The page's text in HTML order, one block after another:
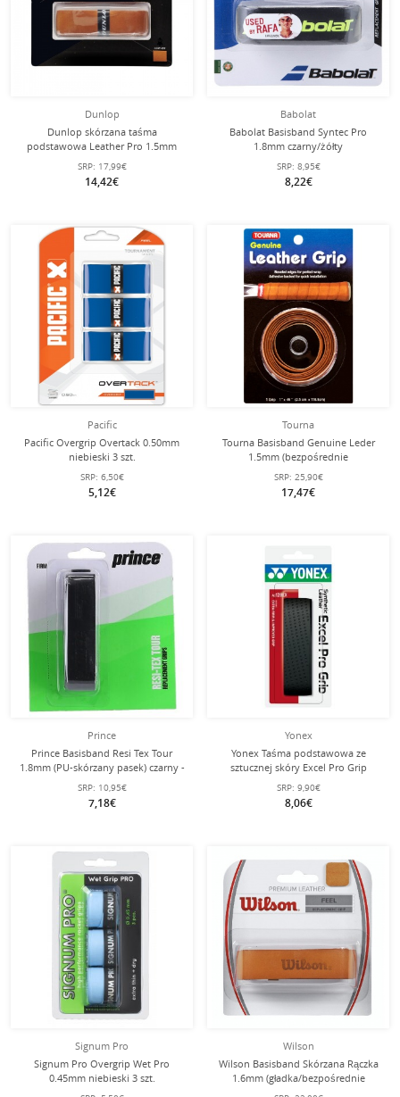
Dunlop
Dunlop skórzana taśma
podstawowa Leather Pro 1.5mm
(bezpośrednie, mocne uczucie
chwytu) brązowa - 1 sztuka
SRP: 17,99€
14,42€
Babolat
Babolat Basisband Syntec Pro
1.8mm czarny/żółty
SRP: 8,95€
8,22€
Pacific
Pacific Overgrip Overtack 0.50mm
niebieski 3 szt.
SRP: 6,50€
5,12€
Tourna
Tourna Basisband Genuine Leder
1.5mm (bezpośrednie
odczucie/gładkie) brązowy - 1 sztuka
SRP: 25,90€
17,47€
Prince
Prince Basisband Resi Tex Tour
1.8mm (PU-skórzany pasek) czarny -
1 sztuka
SRP: 10,95€
7,18€
Yonex
Yonex Taśma podstawowa ze
sztucznej skóry Excel Pro Grip
1.6mm czarna - 1 sztuka
SRP: 9,90€
8,06€
Signum Pro
Signum Pro Overgrip Wet Pro
0.45mm niebieski 3 szt.
Wilson
Wilson Basisband Skórzana Rączka
1.6mm (gładka/bezpośrednie
uczucie chwytu) brązowa - 1 sztuka